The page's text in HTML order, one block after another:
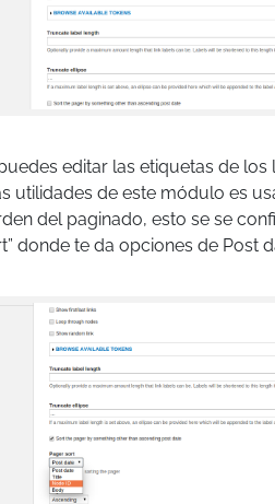
editar las etiquetas de los
utilidades de este módulo es
del paginado, esto se se
donde te da opciones de Post